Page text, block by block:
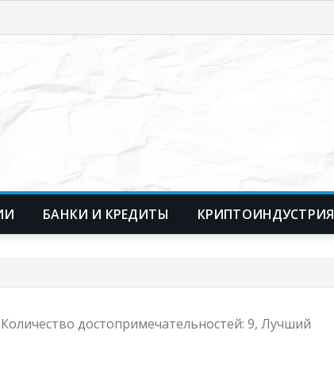
БАНКИ И КРЕДИТЫ КРИПТОИНДУСТРИЯ
достопримечательностей: 9, Лучший